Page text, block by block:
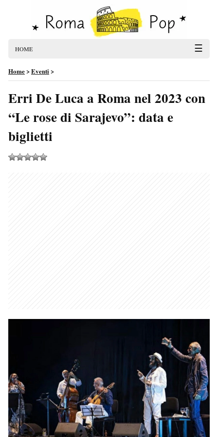
HOME ☰
Home>Eventi>
Erri De Luca a Roma nel 2023 con
“Le rose di Sarajevo”: data e
biglietti